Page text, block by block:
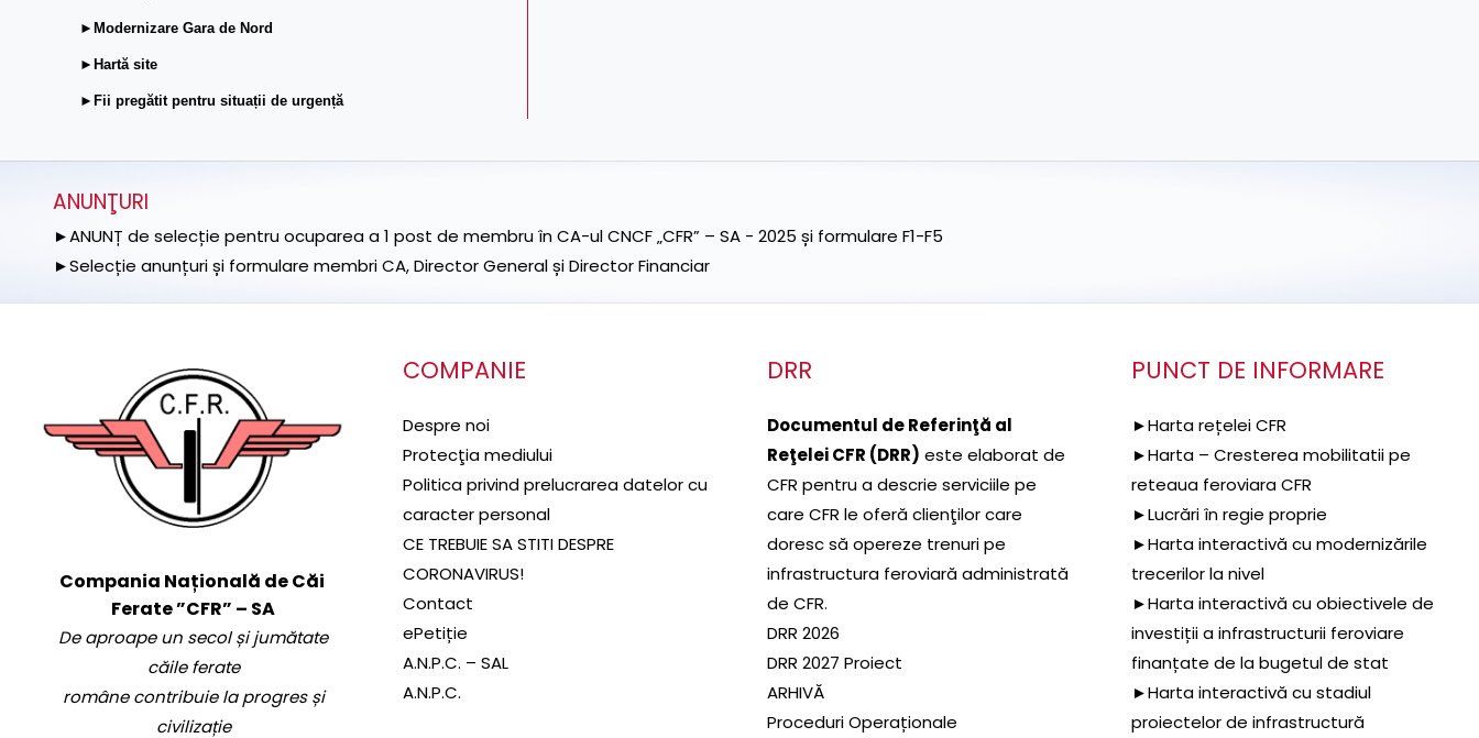
►Modernizare Gara de Nord
►Hartă site
►Fii pregătit pentru situații de urgență
ANUNŢURI
►ANUNȚ de selecție pentru ocuparea a 1 post de membru în CA-ul CNCF „CFR” – SA - 2025 și formulare F1-F5
►Selecție anunțuri și formulare membri CA, Director General și Director Financiar
Compania Națională de Căi
Ferate ”CFR” – SA
De aproape un secol și jumătate
căile ferate
române contribuie la progres și
civilizație
COMPANIE
Despre noi
Protecţia mediului
Politica privind prelucrarea datelor cu
caracter personal
CE TREBUIE SA STITI DESPRE
CORONAVIRUS!
Contact
ePetiție
A.N.P.C. – SAL
A.N.P.C.
DRR
Documentul de Referinţă al
Reţelei CFR (DRR) este elaborat de
CFR pentru a descrie serviciile pe
care CFR le oferă clienţilor care
doresc să opereze trenuri pe
infrastructura feroviară administrată
de CFR.
DRR 2026
DRR 2027 Proiect
ARHIVĂ
Proceduri Operaționale
PUNCT DE INFORMARE
►Harta rețelei CFR
►Harta – Cresterea mobilitatii pe
reteaua feroviara CFR
►Lucrări în regie proprie
►Harta interactivă cu modernizările
trecerilor la nivel
►Harta interactivă cu obiectivele de
investiții a infrastructurii feroviare
finanțate de la bugetul de stat
►Harta interactivă cu stadiul
proiectelor de infrastructură